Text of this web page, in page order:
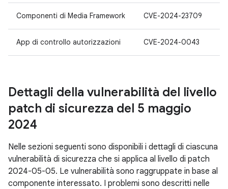
Componenti di Media Framework CVE-2024-23709
App di controllo autorizzazioni CVE-2024-0043
Dettagli della vulnerabilità del livello
patch di sicurezza del 5 maggio
2024
Nelle sezioni seguenti sono disponibili i dettagli di ciascuna
vulnerabilità di sicurezza che si applica al livello di patch
2024-05-05. Le vulnerabilità sono raggruppate in base al
componente interessato. I problemi sono descritti nelle